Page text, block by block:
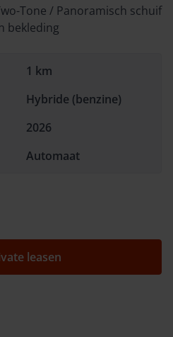
Tone / Panoramisch schuif
bekleding
1 km
Hybride (benzine)
2026
Automaat
leasen